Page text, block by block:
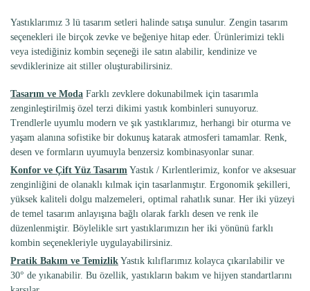
Yastıklarımız 3 lü tasarım setleri halinde satışa sunulur. Zengin tasarım
seçenekleri ile birçok zevke ve beğeniye hitap eder. Ürünlerimizi tekli
veya istediğiniz kombin seçeneği ile satın alabilir, kendinize ve
sevdiklerinize ait stiller oluşturabilirsiniz.
Tasarım ve Moda Farklı zevklere dokunabilmek için tasarımla
zenginleştirilmiş özel terzi dikimi yastık kombinleri sunuyoruz.
Trendlerle uyumlu modern ve şık yastıklarımız, herhangi bir oturma ve
yaşam alanına sofistike bir dokunuş katarak atmosferi tamamlar. Renk,
desen ve formların uyumuyla benzersiz kombinasyonlar sunar.
Konfor ve Çift Yüz Tasarım Yastık / Kırlentlerimiz, konfor ve aksesuar
zenginliğini de olanaklı kılmak için tasarlanmıştır. Ergonomik şekilleri,
yüksek kaliteli dolgu malzemeleri, optimal rahatlık sunar. Her iki yüzeyi
de temel tasarım anlayışına bağlı olarak farklı desen ve renk ile
düzenlenmiştir. Böylelikle sırt yastıklarımızın her iki yönünü farklı
kombin seçenekleriyle uygulayabilirsiniz.
Pratik Bakım ve Temizlik Yastık kılıflarımız kolayca çıkarılabilir ve
30° de yıkanabilir. Bu özellik, yastıkların bakım ve hijyen standartlarını